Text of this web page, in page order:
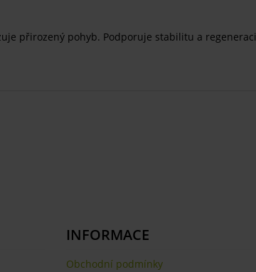
přirozený pohyb. Podporuje stabilitu a regeneraci
INFORMACE
Obchodní podmínky